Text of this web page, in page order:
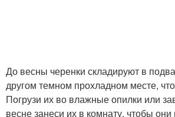
До весны черенки складируют в
другом темном прохладном месте,
Погрузи их во влажные опилки или
весне занеси их в комнату, чтобы они